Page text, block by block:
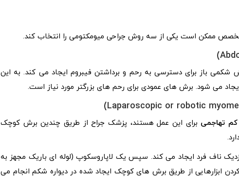
ممکن است یکی از سه روش جراحی میومکتومی را انتخاب کند.
شکمی باز برای دسترسی به رحم و برداشتن فیبروم ایجاد می کند. به این
می شود. برش های عمودی برای رحم های بزرگتر مورد نیاز است.
کم تهاجمی برای این عمل هستند، پزشک جراح از طریق چندین برش کوچک
ناف فرد ایجاد می کند. سپس یک لاپاروسکوپ (لوله ای باریک مجهز به
ابزارهایی از طریق برش های کوچک ایجاد شده در دیواره شکم انجام می